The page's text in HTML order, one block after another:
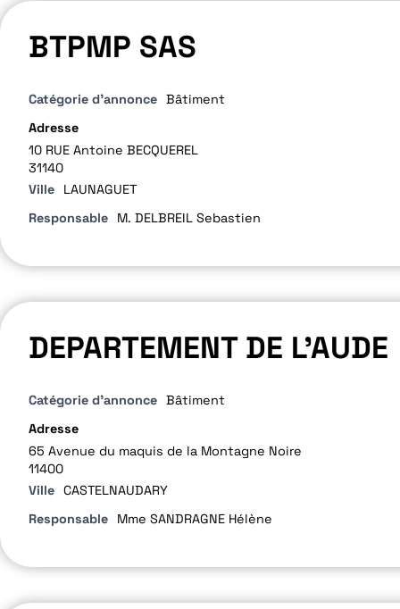
BTPMP SAS
Catégorie d'annonce Bâtiment
Adresse
10 RUE Antoine BECQUEREL
31140
Ville
LAUNAGUET
Responsable
M. DELBREIL Sebastien
DEPARTEMENT DE L’AUDE
Catégorie d'annonce Bâtiment
Adresse
65 Avenue du maquis de la Montagne Noire
11400
Ville CASTELNAUDARY
Responsable
Mme SANDRAGNE Hélène